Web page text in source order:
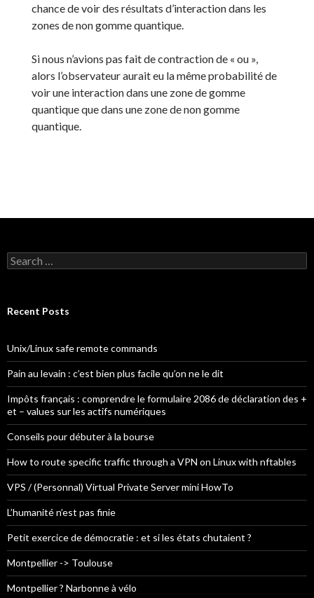
chance de voir des résultats d’interaction dans les
zones de non gomme quantique.
Si nous n’avions pas fait de contraction de « ou »,
alors l’observateur aurait eu la même probabilité de
voir une interaction dans une zone de gomme
quantique que dans une zone de non gomme
quantique.
S
e
c
o
r
:
Recent Posts
Unix/Linux safe remote commands
Pain au levain : c’est bien plus facile qu’on ne le dit
Impôts français : comprendre le formulaire 2086 de déclaration des +
et – values sur les actifs numériques
Conseils pour débuter à la bourse
How to route specific traffic through a VPN on Linux with nftables
VPS / (Personnal) Virtual Private Server mini HowTo
L’humanité n’est pas finie
Petit exercice de démocratie : et si les états chutaient ?
Montpellier -> Toulouse
Montpellier ? Narbonne à vélo